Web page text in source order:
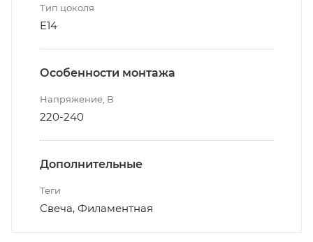
Тип цоколя
E14
Особенности монтажа
Напряжение, В
220-240
Дополнительные
Теги
Свеча, Филаментная